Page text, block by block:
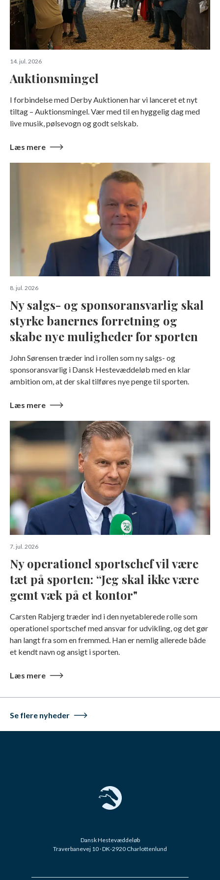
14. jul. 2026
Auktionsmingel
I forbindelse med Derby Auktionen har vi lanceret et nyt
tiltag – Auktionsmingel. Vær med til en hyggelig dag med
live musik, pølsevogn og godt selskab.
Læs mere
8. jul. 2026
Ny salgs- og sponsoransvarlig skal
styrke banernes forretning og
skabe nye muligheder for sporten
John Sørensen træder ind i rollen som ny salgs- og
sponsoransvarlig i Dansk Hestevæddeløb med en klar
ambition om, at der skal tilføres nye penge til sporten.
Læs mere
7. jul. 2026
Ny operationel sportschef vil være
tæt på sporten: “Jeg skal ikke være
gemt væk på et kontor"
Carsten Rabjerg træder ind i den nyetablerede rolle som
operationel sportschef med ansvar for udvikling, og det gør
han langt fra som en fremmed. Han er nemlig allerede både
et kendt navn og ansigt i sporten.
Læs mere
Se flere nyheder
Dansk Hestevæddeløb
Traverbanevej 10 · DK-2920 Charlottenlund